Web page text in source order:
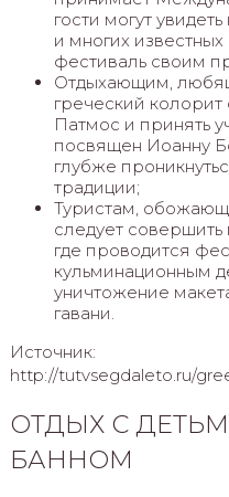
гости могут
и многих
фестиваль своим
Отдыхающим,
греческий колорит
Патмос и принять
посвящен Иоанну
глубже
традиции;
Туристам,
следует совершить
где проводится
кульминационным
уничтожение
гавани.
Источник:
http://tutvsegdaleto.ru/
ОТДЫХ С
БАННОМ